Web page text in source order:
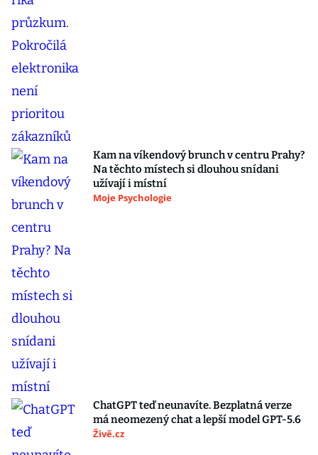
Kam na víkendový brunch v centru Prahy?
Na těchto místech si dlouhou snídani
užívají i místní
Moje Psychologie
ChatGPT teď neunavíte. Bezplatná verze
má neomezený chat a lepší model GPT-5.6
Živě.cz